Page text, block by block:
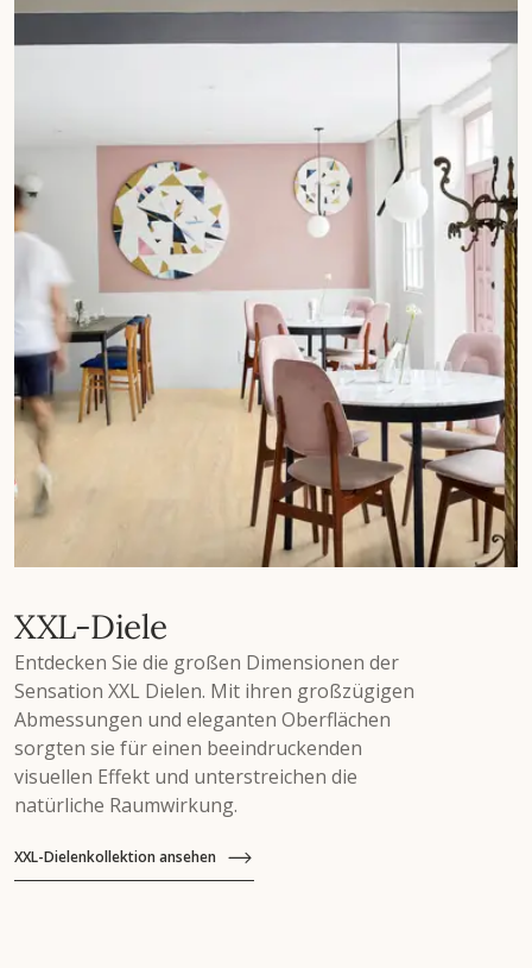
XXL-Diele
Entdecken Sie die großen Dimensionen der
Sensation XXL Dielen. Mit ihren großzügigen
Abmessungen und eleganten Oberflächen
sorgten sie für einen beeindruckenden
visuellen Effekt und unterstreichen die
natürliche Raumwirkung.
XXL-Dielenkollektion ansehen